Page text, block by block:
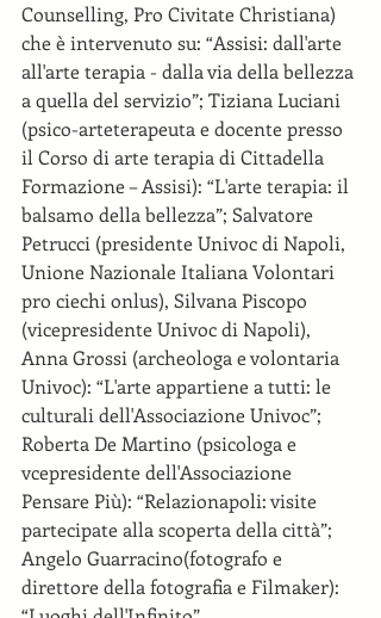
Counselling, Pro Civitate Christiana)
che è intervenuto su: “Assisi: dall'arte
all'arte terapia - dalla via della bellezza
a quella del servizio”; Tiziana Luciani
(psico-arteterapeuta e docente presso
il Corso di arte terapia di Cittadella
Formazione – Assisi): “L'arte terapia: il
balsamo della bellezza”; Salvatore
Petrucci (presidente Univoc di Napoli,
Unione Nazionale Italiana Volontari
pro ciechi onlus), Silvana Piscopo
(vicepresidente Univoc di Napoli),
Anna Grossi (archeologa e volontaria
Univoc): “L'arte appartiene a tutti: le
culturali dell'Associazione Univoc”;
Roberta De Martino (psicologa e
vcepresidente dell'Associazione
Pensare Più): “Relazionapoli: visite
partecipate alla scoperta della città”;
Angelo Guarracino(fotografo e
direttore della fotografia e Filmaker):